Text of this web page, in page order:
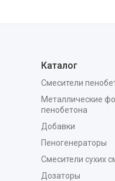
Каталог
Смесители
Металлические
пенобетона
Добавки
Пеногенераторы
Смесители сухих
Дозаторы